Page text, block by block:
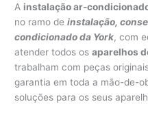
A instalação ar-
no ramo deinstalação,
condicionado da York, com
atender todos osaparelhos
trabalham com peças
garantia em toda a mão-de-
soluções para os seus